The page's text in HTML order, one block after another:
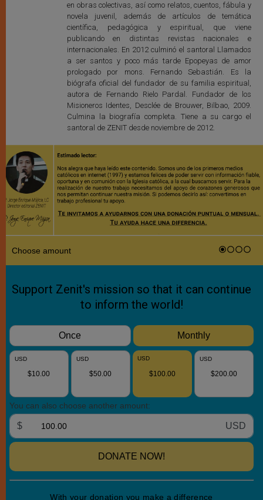
en obras colectivas, así como relatos, cuentos, fábula y
novela juvenil, además de artículos de temática
científica, pedagógica y espiritual, que viene
publicando en distintas revistas nacionales e
internacionales. En 2012 culminó el santoral Llamados
a ser santos y poco más tarde Epopeyas de amor
prologado por mons. Fernando Sebastián. Es la
biógrafa oficial del fundador de su familia espiritual,
autora de Fernando Rielo Pardal. Fundador de los
Misioneros Identes, Desclée de Brouwer, Bilbao, 2009.
Culmina la biografía completa. Tiene a su cargo el
santoral de ZENIT desde noviembre de 2012.